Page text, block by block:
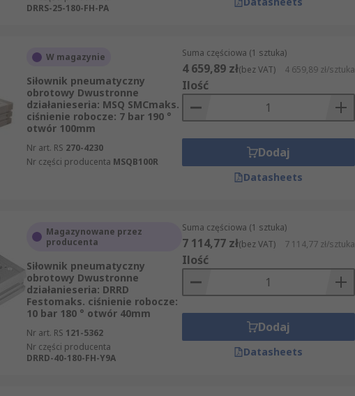
DRRS-25-180-FH-PA
W magazynie
Siłownik pneumatyczny
obrotowy Dwustronne
działanieseria: MSQ SMCmaks.
ciśnienie robocze: 7 bar 190 °
otwór 100mm
Nr art. RS 270-4230
Nr części producenta MSQB100R
Suma częściowa (1 sztuka)
4 659,89 zł(bez VAT) 4 659,89 zł/sztuka
Ilość
Dodaj
Datasheets
Magazynowane przez
producenta
Siłownik pneumatyczny
obrotowy Dwustronne
działanieseria: DRRD
Festomaks. ciśnienie robocze:
10 bar 180 ° otwór 40mm
Nr art. RS 121-5362
Nr części producenta
DRRD-40-180-FH-Y9A
Suma częściowa (1 sztuka)
7 114,77 zł(bez VAT) 7 114,77 zł/sztuka
Ilość
Dodaj
Datasheets